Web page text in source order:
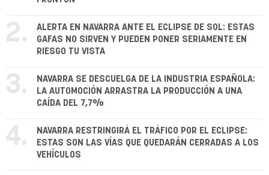
2.
ALERTA EN NAVARRA ANTE EL ECLIPSE DE SOL: ESTAS
GAFAS NO SIRVEN Y PUEDEN PONER SERIAMENTE EN
RIESGO TU VISTA
3.
NAVARRA SE DESCUELGA DE LA INDUSTRIA ESPAÑOLA:
LA AUTOMOCIÓN ARRASTRA LA PRODUCCIÓN A UNA
CAÍDA DEL 7,7%
4.
NAVARRA RESTRINGIRÁ EL TRÁFICO POR EL ECLIPSE:
ESTAS SON LAS VÍAS QUE QUEDARÁN CERRADAS A LOS
VEHÍCULOS